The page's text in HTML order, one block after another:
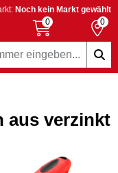
Noch kein Markt gewählt
0
0
aus verzinkt